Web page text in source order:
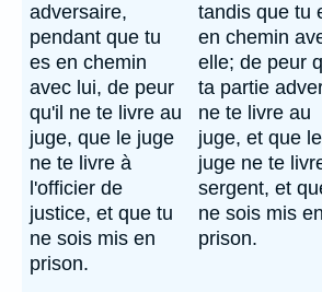
adversaire,
pendant que tu
es en chemin
avec lui, de peur
qu'il ne te livre au
juge, que le juge
ne te livre à
l'officier de
justice, et que tu
ne sois mis en
prison.
tandis que tu
en chemin
elle; de peur
ta partie
ne te livre au
juge, et que le
juge ne te
sergent, et
ne sois mis en
prison.